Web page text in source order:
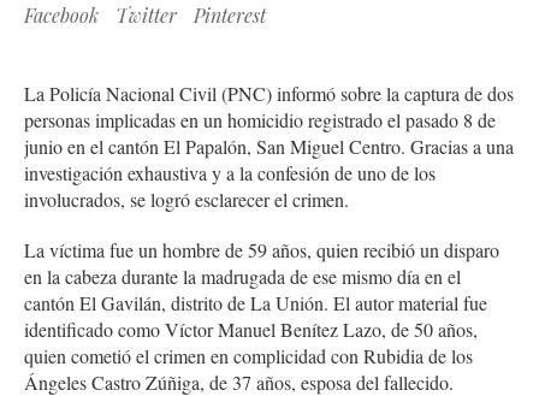
Facebook Twitter Pinterest
La Policía Nacional Civil (PNC) informó sobre la captura de dos
personas implicadas en un homicidio registrado el pasado 8 de
junio en el cantón El Papalón, San Miguel Centro. Gracias a una
investigación exhaustiva y a la confesión de uno de los
involucrados, se logró esclarecer el crimen.
La víctima fue un hombre de 59 años, quien recibió un disparo
en la cabeza durante la madrugada de ese mismo día en el
cantón El Gavilán, distrito de La Unión. El autor material fue
identificado como Víctor Manuel Benítez Lazo, de 50 años,
quien cometió el crimen en complicidad con Rubidia de los
Ángeles Castro Zúñiga, de 37 años, esposa del fallecido.